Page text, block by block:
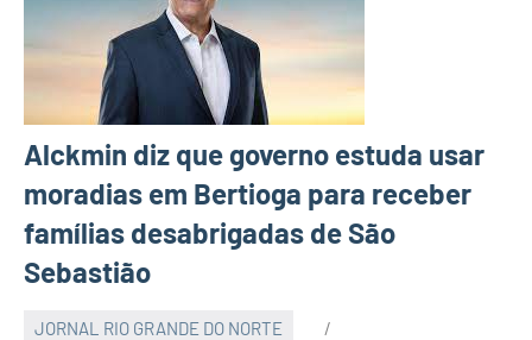
Alckmin diz que governo estuda usar
moradias em Bertioga para receber
famílias desabrigadas de São
Sebastião
JORNAL RIO GRANDE DO NORTE